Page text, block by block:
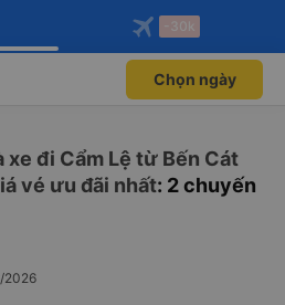
ngay!
thành viên độc
Mở app
đặt vé máy bay qua
Mở app
-30k
Chọn ngày
xe đi Cẩm Lệ từ Bến Cát
vé ưu đãi nhất: 2 chuyến
2026